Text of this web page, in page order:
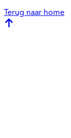
Terug naar home